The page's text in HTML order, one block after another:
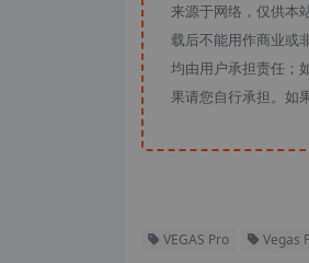
来源于网络，仅供本
载后不能用作商业或
均由用户承担责任；
果请您自行承担。如
VEGAS Pro Vegas